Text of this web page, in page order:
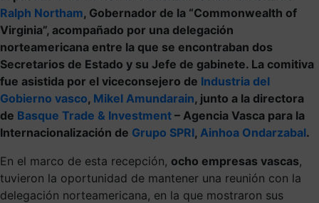
Ralph Northam, Gobernador de la “Commonwealth of
Virginia”, acompañado por una delegación
norteamericana entre la que se encontraban dos
Secretarios de Estado y su Jefe de gabinete. La comitiva
fue asistida por el viceconsejero de Industria del
Gobierno vasco, Mikel Amundarain, junto a la directora
de Basque Trade & Investment – Agencia Vasca para la
Internacionalización de Grupo SPRI, Ainhoa Ondarzabal.
En el marco de esta recepción, ocho empresas vascas,
tuvieron la oportunidad de mantener una reunión con la
delegación norteamericana, en la que mostraron sus